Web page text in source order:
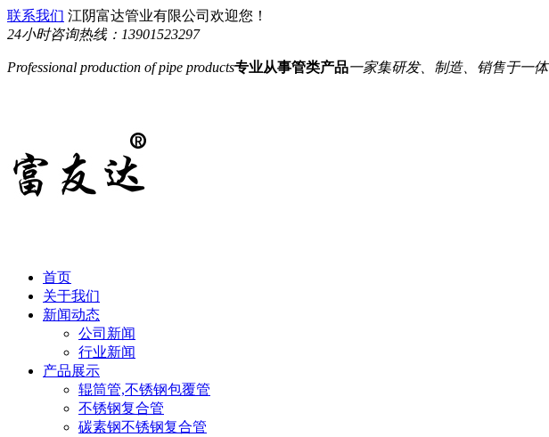
联系我们 江阴富达管业有限公司欢迎您！
24小时咨询热线： 13901523297
Professional production of pipe products专业从事管类产品一家集研发、制造、销售于一体
首页
关于我们
新闻动态
公司新闻
行业新闻
产品展示
辊筒管,不锈钢包覆管
不锈钢复合管
碳素钢不锈钢复合管